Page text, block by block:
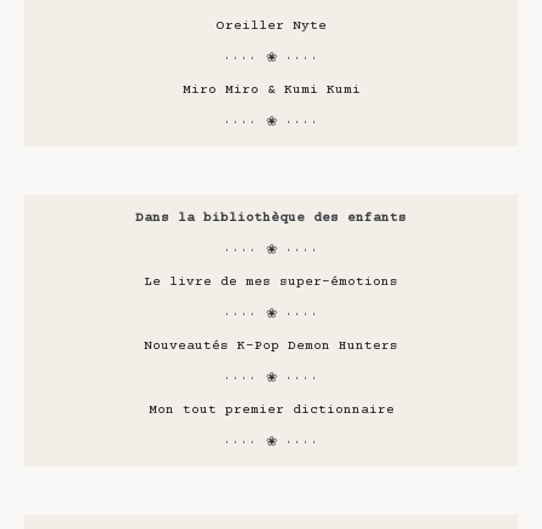
Oreiller Nyte
···· ❀ ····
Miro Miro & Kumi Kumi
···· ❀ ····
Dans la bibliothèque des enfants
···· ❀ ····
Le livre de mes super-émotions
···· ❀ ····
Nouveautés K-Pop Demon Hunters
···· ❀ ····
Mon tout premier dictionnaire
···· ❀ ····